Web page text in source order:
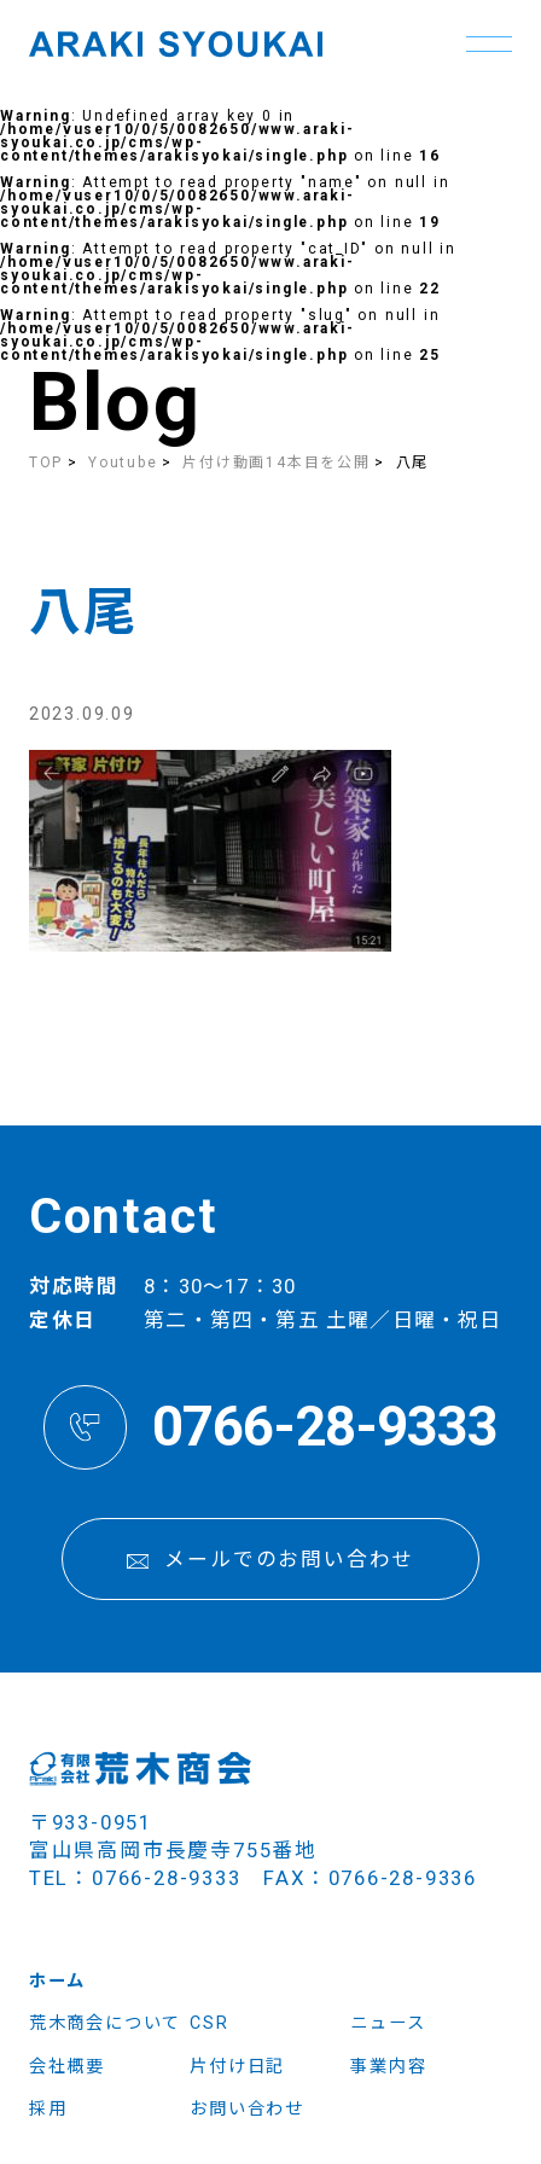
to
the
content
Warning : Undefined array key 0 in
/home/vuser10/0/5/0082650/www.araki-
syoukai.co.jp/cms/wp-
content/themes/arakisyokai/single.php on line 16
Warning : Attempt to read property "name" on null in
/home/vuser10/0/5/0082650/www.araki-
syoukai.co.jp/cms/wp-
content/themes/arakisyokai/single.php on line 19
Warning : Attempt to read property "cat_ID" on null in
/home/vuser10/0/5/0082650/www.araki-
syoukai.co.jp/cms/wp-
content/themes/arakisyokai/single.php on line 22
Warning : Attempt to read property "slug" on null in
/home/vuser10/0/5/0082650/www.araki-
syoukai.co.jp/cms/wp-
content/themes/arakisyokai/single.php on line 25
Blog
TOP Youtube 片付け動画14本目を公開 八尾
八尾
2023.09.09
Contact
対応時間
8：30～17：30
定休日
第二・第四・第五 土曜／日曜・祝日
0766-28-9333
メールでのお問い合わせ
〒933-0951
富山県高岡市長慶寺755番地
TEL：0766-28-9333 FAX：0766-28-9336
ホーム
荒木商会について CSR ニュース
会社概要 片付け日記 事業内容
採用 お問い合わせ